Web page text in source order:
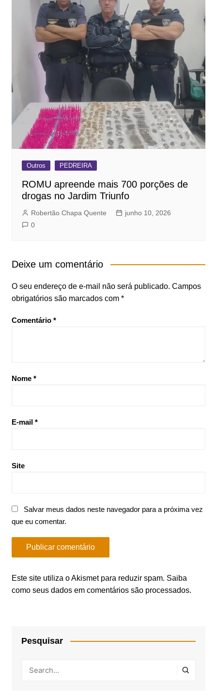
Outros PEDREIRA
ROMU apreende mais 700 porções de
drogas no Jardim Triunfo
Robertão Chapa Quente
junho 10, 2026
0
Deixe um comentário
O seu endereço de e-mail não será publicado. Campos
obrigatórios são marcados com *
Comentário *
Nome *
E-mail *
Site
Salvar meus dados neste navegador para a próxima vez
que eu comentar.
Este site utiliza o Akismet para reduzir spam. Saiba
como seus dados em comentários são processados.
Pesquisar